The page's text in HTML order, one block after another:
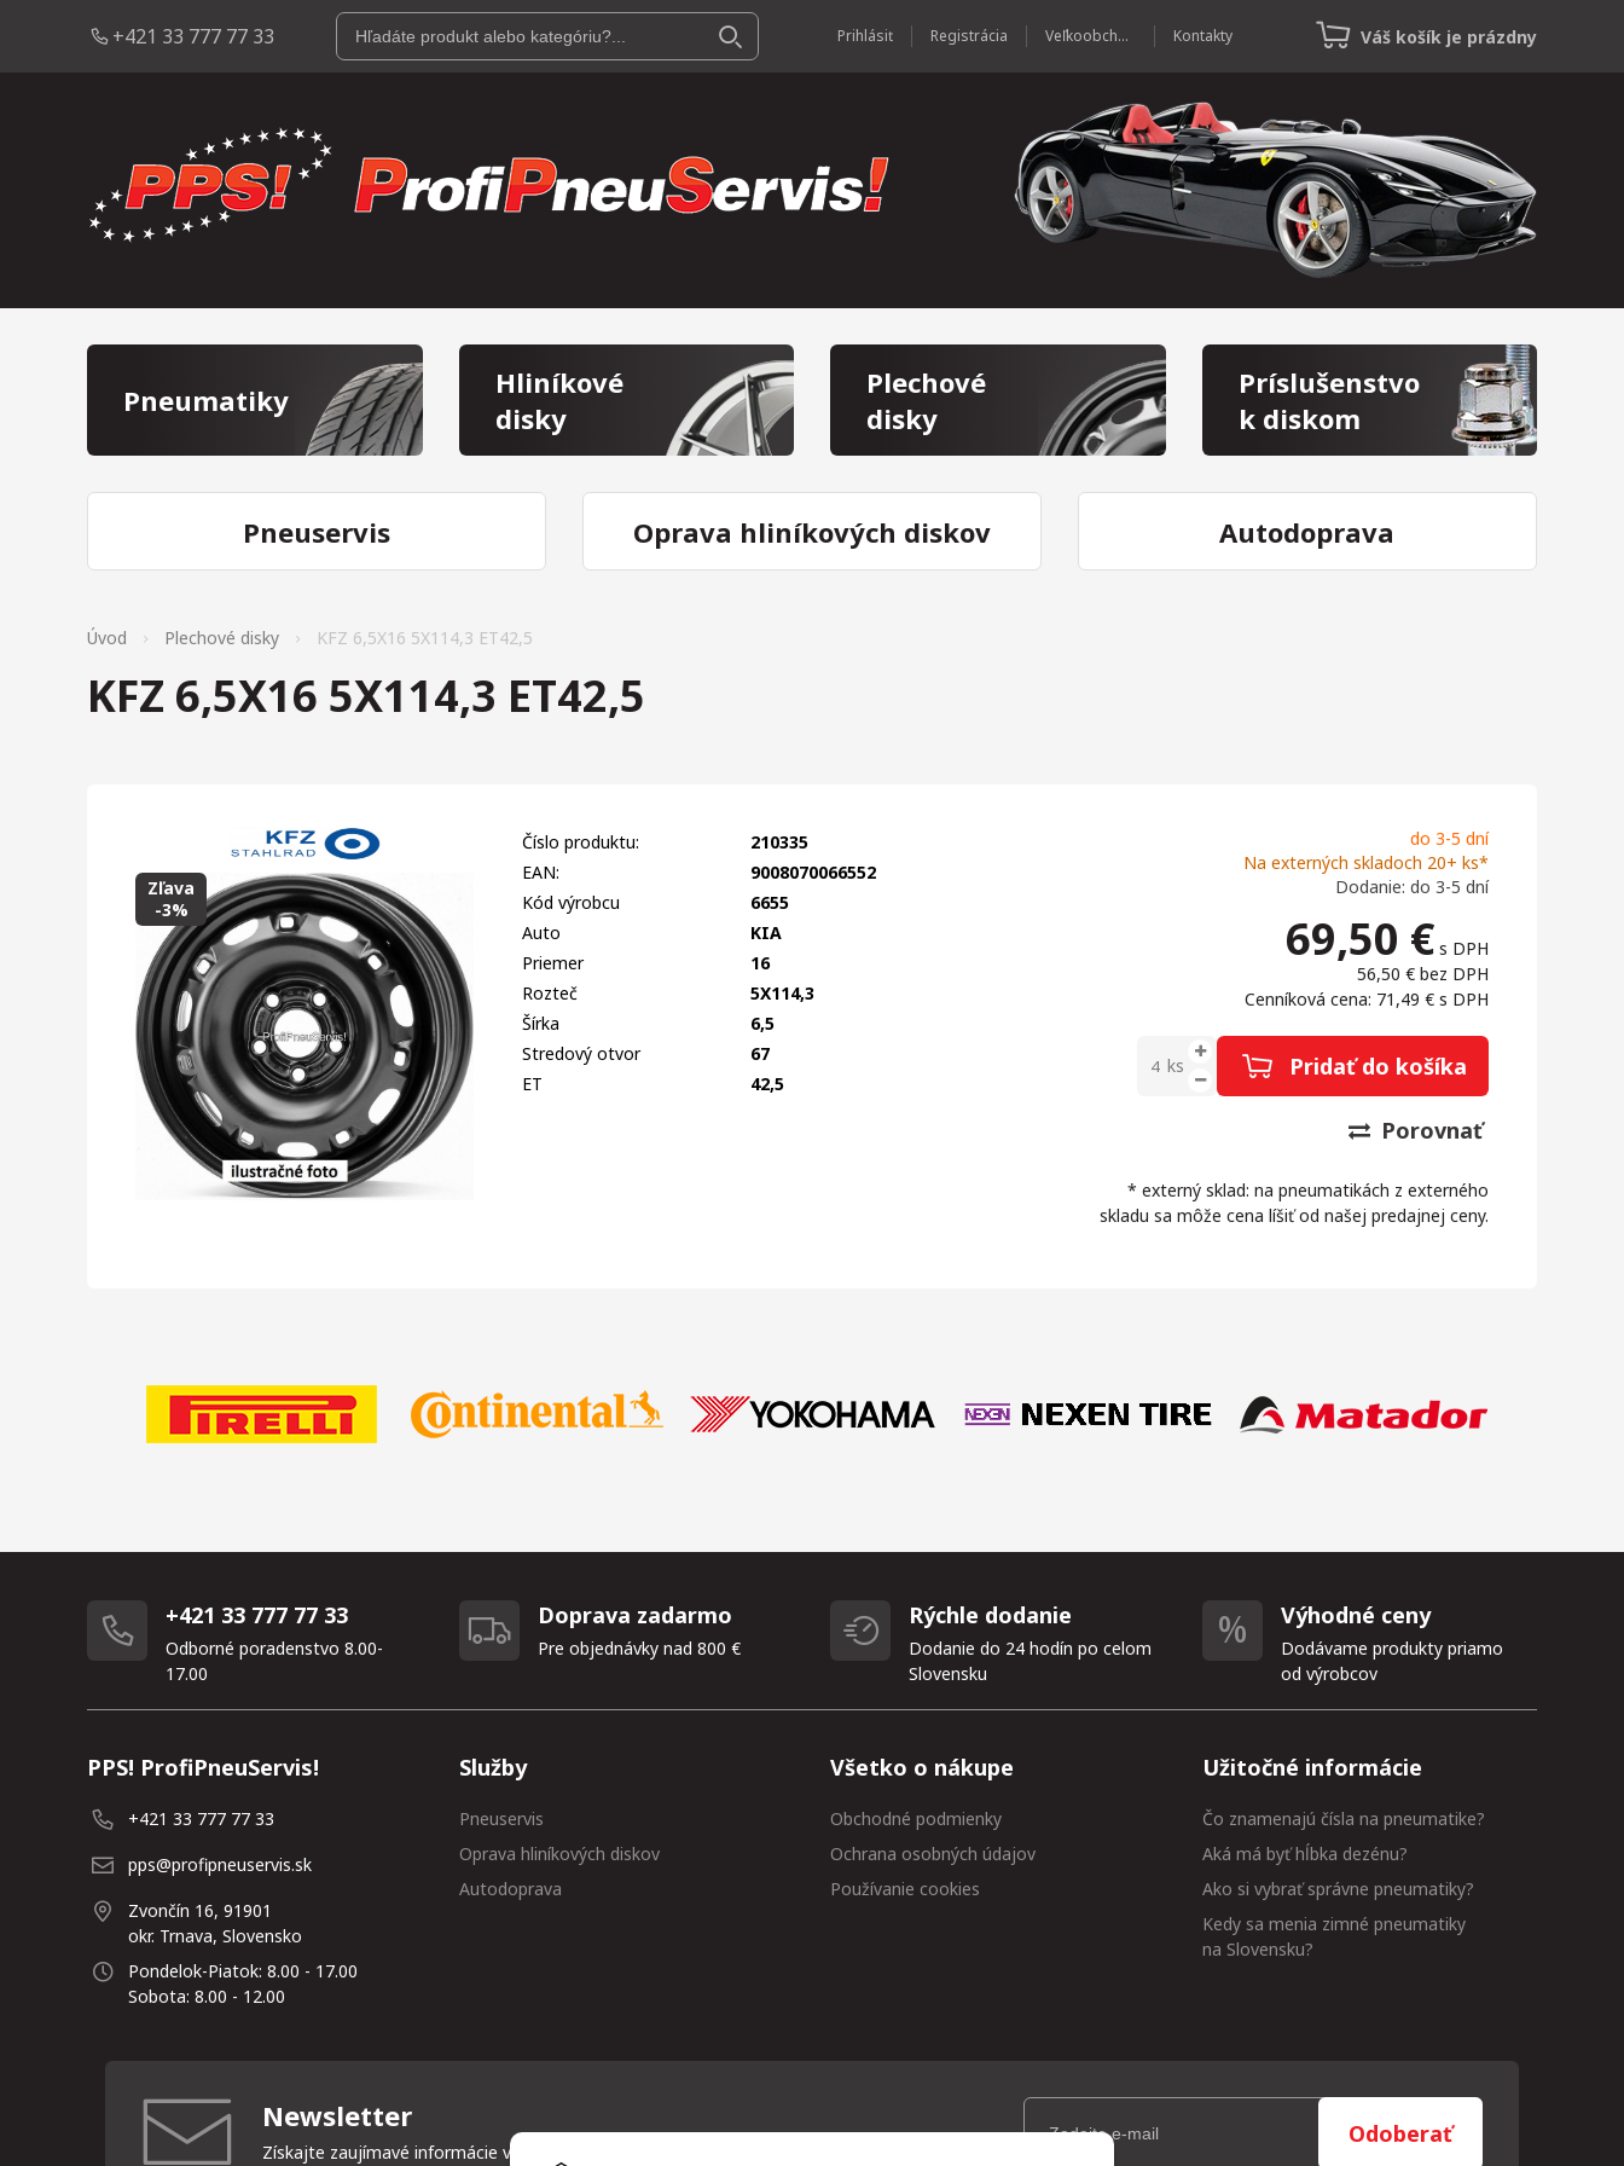
+421 33 777 77 33 Prihlásiť Registrácia Veľkoobchod Kontakty Váš košík je prázdny
Pneumatiky
Hliníkové
disky
Plechové
disky
Príslušenstvo
k diskom
Pneuservis Oprava hliníkových diskov Autodoprava
Úvod Plechové disky KFZ 6,5X16 5X114,3 ET42,5
KFZ 6,5X16 5X114,3 ET42,5
Zľava
-3%
do 3-5 dní
Na externých skladoch 20+ ks*
Dodanie: do 3-5 dní
69,50 € s DPH
56,50 € bez DPH
Cenníková cena: 71,49 € s DPH
ks Pridať do košíka
Porovnať
* externý sklad: na pneumatikách z externého
skladu sa môže cena líšiť od našej predajnej ceny.
Číslo produktu:
210335
EAN:
9008070066552
Kód výrobcu
6655
Auto
KIA
Priemer
16
Rozteč
5X114,3
Šírka
6,5
Stredový otvor
67
ET
42,5
+421 33 777 77 33
Odborné poradenstvo 8.00-
17.00
Doprava zadarmo
Pre objednávky nad 800 €
Rýchle dodanie
Dodanie do 24 hodín po celom
Slovensku
Výhodné ceny
Dodávame produkty priamo
od výrobcov
PPS! ProfiPneuServis!
+421 33 777 77 33
pps@profipneuservis.sk
Zvončín 16, 91901
okr. Trnava, Slovensko
Pondelok-Piatok: 8.00 - 17.00
Sobota: 8.00 - 12.00
Služby
Pneuservis
Oprava hliníkových diskov
Autodoprava
Všetko o nákupe
Obchodné podmienky
Ochrana osobných údajov
Používanie cookies
Užitočné informácie
Čo znamenajú čísla na pneumatike?
Aká má byť hĺbka dezénu?
Ako si vybrať správne pneumatiky?
Kedy sa menia zimné pneumatiky
na Slovensku?
Newsletter
Získajte zaujímavé informácie vždy medzi prvými
Odoberať